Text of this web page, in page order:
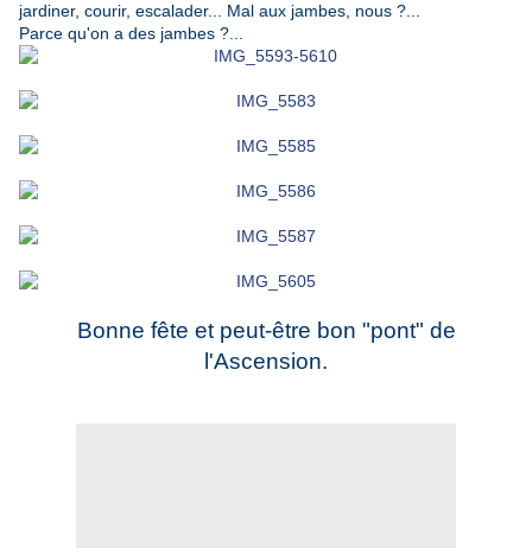
jardiner, courir, escalader... Mal aux jambes, nous ?...
Parce qu'on a des jambes ?...
Bonne fête et peut-être bon "pont" de
l'Ascension.